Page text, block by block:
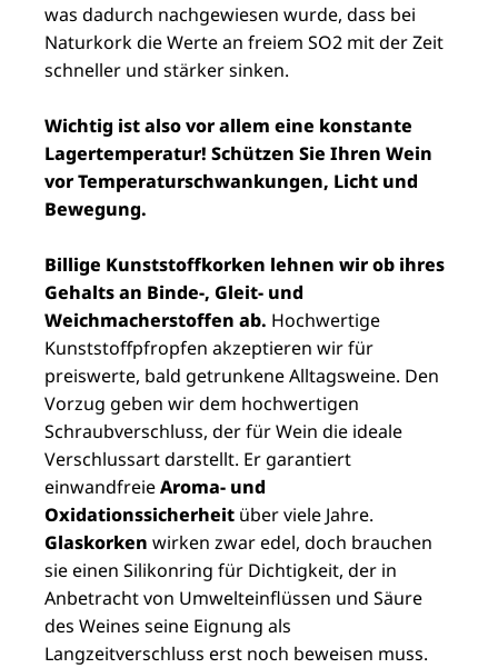
was dadurch nachgewiesen wurde, dass bei
Naturkork die Werte an freiem SO2 mit der Zeit
schneller und stärker sinken.
Wichtig ist also vor allem eine konstante
Lagertemperatur! Schützen Sie Ihren Wein
vor Temperaturschwankungen, Licht und
Bewegung.
Billige Kunststoffkorken lehnen wir ob ihres
Gehalts an Binde-, Gleit- und
Weichmacherstoffen ab. Hochwertige
Kunststoffpfropfen akzeptieren wir für
preiswerte, bald getrunkene Alltagsweine. Den
Vorzug geben wir dem hochwertigen
Schraubverschluss, der für Wein die ideale
Verschlussart darstellt. Er garantiert
einwandfreieAroma- und
Oxidationssicherheit über viele Jahre.
Glaskorken wirken zwar edel, doch brauchen
sie einen Silikonring für Dichtigkeit, der in
Anbetracht von Umwelteinflüssen und Säure
des Weines seine Eignung als
Langzeitverschluss erst noch beweisen muss.